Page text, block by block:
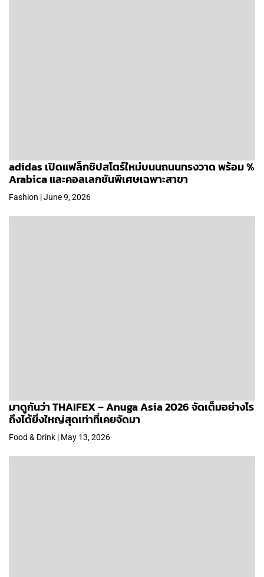
adidas เปิดแฟล็กชิปสโตร์ใหม่บนนถนนทรงวาด พร้อม %
Arabica และคอลเลกชันพิเศษเฉพาะสาขา
Fashion | June 9, 2026
มาดูกันว่า THAIFEX – Anuga Asia 2026 จัดเต็มอย่างไร
ถึงได้ยิ่งใหญ่สุดเท่าที่เคยจัดมา
Food & Drink | May 13, 2026